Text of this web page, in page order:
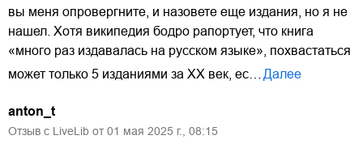
вы меня опровергните, и назовете еще издания, но я не
нашел. Хотя википедия бодро рапортует, что книга
«много раз издавалась на русском языке», похвастаться
может только 5 изданиями за ХХ век, ес…
Далее
anton_t
Отзыв с LiveLib от 01 мая 2025 г., 08:15